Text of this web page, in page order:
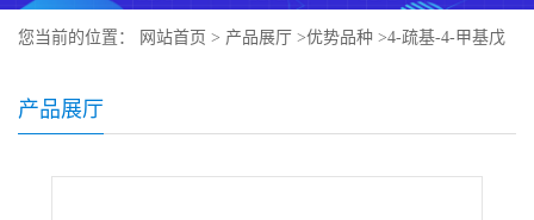
您当前的位置： 网站首页 > 产品展厅 >优势品种 >4-疏基-4-甲基戊
产品展厅